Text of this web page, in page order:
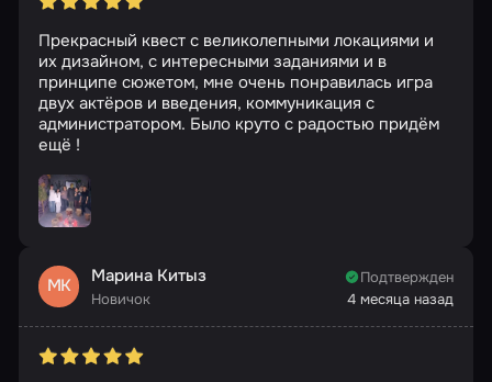
Прекрасный квест с великолепными локациями и
их дизайном, с интересными заданиями и в
принципе сюжетом, мне очень понравилась игра
двух актёров и введения, коммуникация с
администратором. Было круто с радостью придём
ещё !
МК Марина Китыз
Новичок
Подтвержден
4 месяца назад